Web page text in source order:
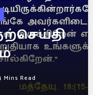
Mins Read